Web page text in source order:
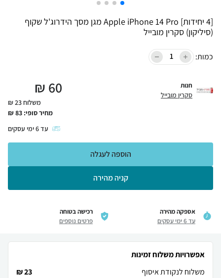
[4 יחידות] Apple iPhone 14 Pro מגן מסך הידרוג'ל שקוף
(סיליקון) סקרין מובייל
כמות:
חנות
סקרין מובייל 60
₪
משלוח 23 ₪
מחיר סופי: 83
₪
עד6ימי עסקים
קניה מהירה
הוספה לעגלה
אספקה מהירה
עד 6 ימי עסקים
רכישה בטוחה
פרטים נוספים
אפשרויות משלוח זמינות
משלוח לנקודת איסוף
23 ₪